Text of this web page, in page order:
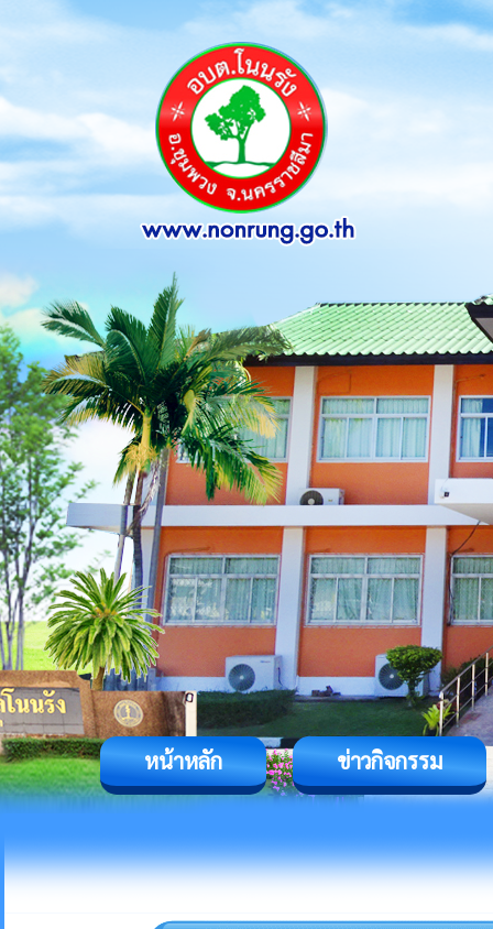
หน้าหลัก ข่าวกิจกรรม